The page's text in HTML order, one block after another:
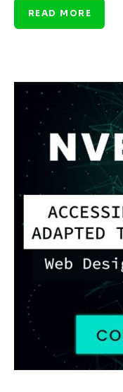
READ MORE